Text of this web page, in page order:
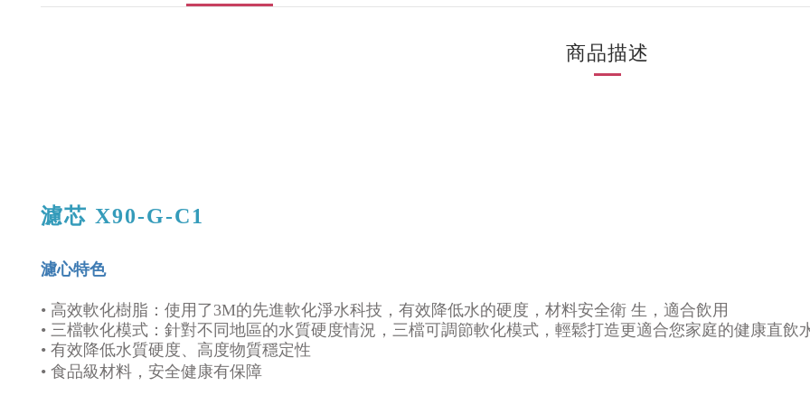
商品描述
濾芯 X90-G-C1
濾心特色
• 高效軟化樹脂：使用了3M的先進軟化淨水科技，有效降低水的硬度，材料安全衛 生，適合飲用
• 三檔軟化模式：針對不同地區的水質硬度情況，三檔可調節軟化模式，輕鬆打造更適合您家庭的健康直飲
• 有效降低水質硬度、高度物質穩定性
• 食品級材料，安全健康有保障